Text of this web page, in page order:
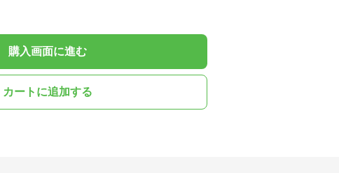
購入画面に進む
カートに追加する